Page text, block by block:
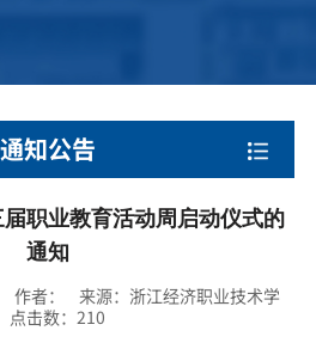
通知公告
职业教育活动周启动仪式的
通知
作者： 来源：浙江经济职业技术学
击数： 210